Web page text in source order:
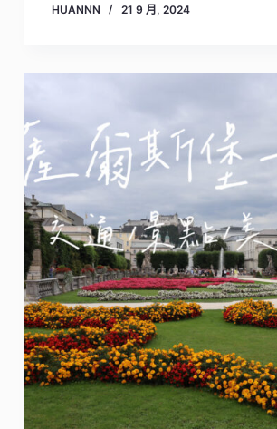
HUANNN 21 9 月, 2024